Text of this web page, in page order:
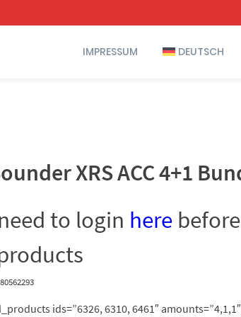
IMPRESSUM DEUTSCH
XRS ACC 4+1
to login here
ids=”6326, 6310, 6461″